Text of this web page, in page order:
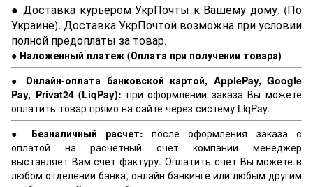
● Доставка курьером УкрПочты к Вашему дому. (По
Украине). Доставка УкрПочтой возможна при условии
полной предоплаты за товар.
● Наложенный платеж (Оплата при получении товара)
● Онлайн-оплата банковской картой, ApplePay, Google
Pay, Privat24 (LiqPay): при оформлении заказа Вы можете
оплатить товар прямо на сайте через систему LiqPay.
● Безналичный расчет: после оформления заказа с
оплатой на расчетный счет компании менеджер
выставляет Вам счет-фактуру. Оплатить счет Вы можете в
любом отделении банка, онлайн банкинге или любым другим